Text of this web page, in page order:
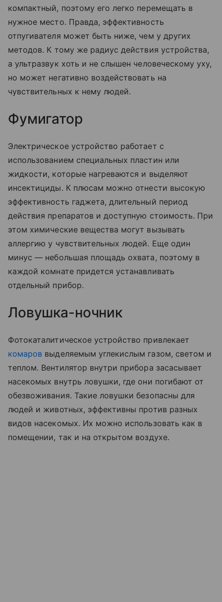
компактный, поэтому его легко перемещать в
нужное место. Правда, эффективность
отпугивателя может быть ниже, чем у других
методов. К тому же радиус действия устройства,
а ультразвук хоть и не слышен человеческому уху,
но может негативно воздействовать на
чувствительных к нему людей.
Фумигатор
Электрическое устройство работает с
использованием специальных пластин или
жидкости, которые нагреваются и выделяют
инсектициды. К плюсам можно отнести высокую
эффективность гаджета, длительный период
действия препаратов и доступную стоимость. При
этом химические вещества могут вызывать
аллергию у чувствительных людей. Еще один
минус — небольшая площадь охвата, поэтому в
каждой комнате придется устанавливать
отдельный прибор.
Ловушка-ночник
Фотокаталитическое устройство привлекает
комаров выделяемым углекислым газом, светом и
теплом. Вентилятор внутри прибора засасывает
насекомых внутрь ловушки, где они погибают от
обезвоживания. Такие ловушки безопасны для
людей и животных, эффективны против разных
видов насекомых. Их можно использовать как в
помещении, так и на открытом воздухе.